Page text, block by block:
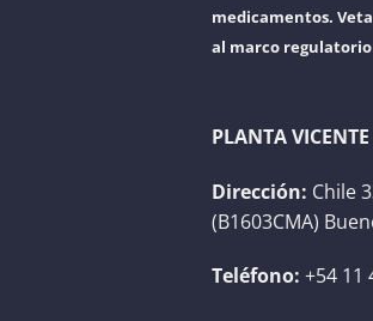
medicamentos.
al marco regulatorio
PLANTA
Dirección: Chile
(B1603CMA)
Teléfono: +54 11